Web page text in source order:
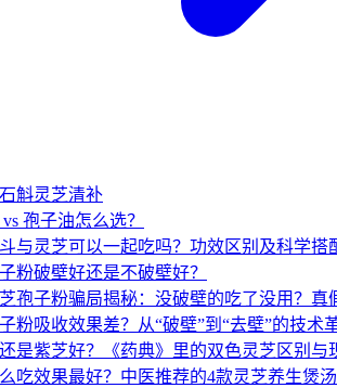
斛灵芝清补
孢子油怎么选？
与灵芝可以一起吃吗？功效区别及科学搭
粉破壁好还是不破壁好？
孢子粉骗局揭秘：没破壁的吃了没用？真
粉吸收效果差？从“破壁”到“去壁”的技术
是紫芝好？《药典》里的双色灵芝区别与
吃效果最好？中医推荐的4款灵芝养生煲